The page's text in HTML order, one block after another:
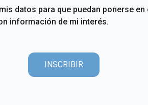
datos para que puedan ponerse
información de mi interés.
INSCRIBIR